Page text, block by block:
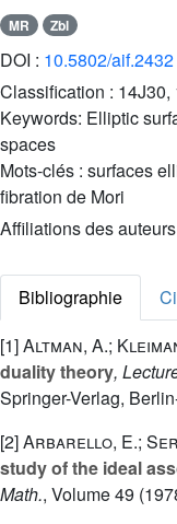
MR Zbl
DOI : 10.5802/aif.2432
Classification : 14J30,
Keywords: Elliptic
spaces
Mots-clés : surfaces
fibration de Mori
Affiliations des
Bibliographie
[1]Altman, A.;
duality theory,
Springer-Verlag,
[2]Arbarello, E.;
study of the ideal
Math., Volume 49